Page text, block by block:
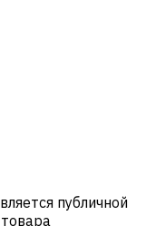
публичной